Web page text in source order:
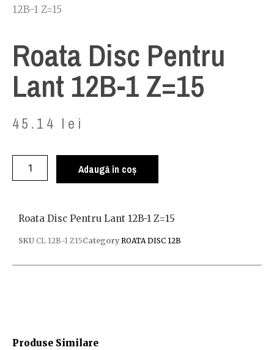
12B-1 Z=15
Roata Disc Pentru
Lant 12B-1 Z=15
45.14 lei
Adaugă în coș
Produse Similare
Roata Disc Pentru Lant 12B-1 Z=15
SKU CL 12B-1 Z15Category ROATA DISC 12B